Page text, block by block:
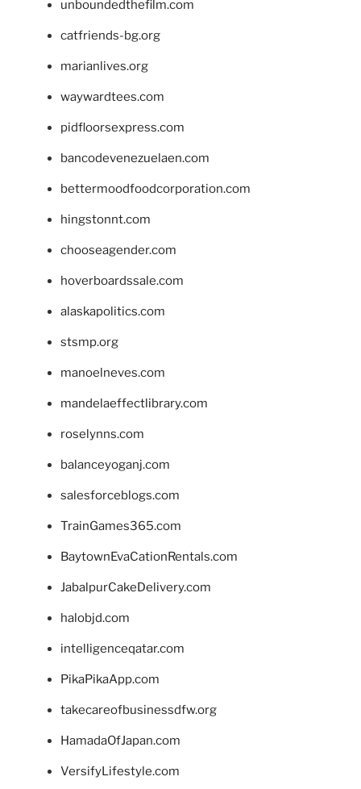
unboundedthefilm.com
catfriends-bg.org
marianlives.org
waywardtees.com
pidfloorsexpress.com
bancodevenezuelaen.com
bettermoodfoodcorporation.com
hingstonnt.com
chooseagender.com
hoverboardssale.com
alaskapolitics.com
stsmp.org
manoelneves.com
mandelaeffectlibrary.com
roselynns.com
balanceyoganj.com
salesforceblogs.com
TrainGames365.com
BaytownEvaCationRentals.com
JabalpurCakeDelivery.com
halobjd.com
intelligenceqatar.com
PikaPikaApp.com
takecareofbusinessdfw.org
HamadaOfJapan.com
VersifyLifestyle.com